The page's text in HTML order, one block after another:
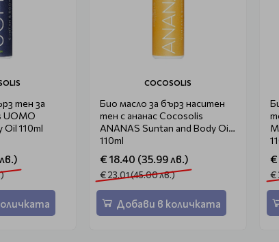
тен за
UOMO
Oil 110ml
COCOSOLIS
Био масло за бърз наситен
тен с ананас Cocosolis
ANANAS Suntan and Body Oil
110ml
€ 18.40 (35.99 лв.)
€ 23.01 (45.00 лв.)
Добави в количката
€
€